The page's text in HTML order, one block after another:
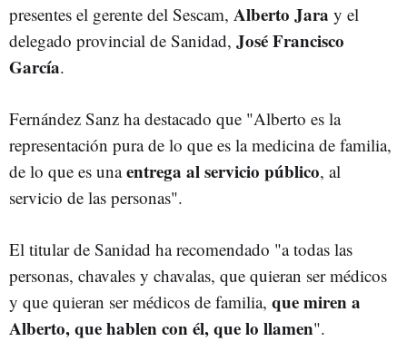
presentes el gerente del Sescam, Alberto Jara y el
delegado provincial de Sanidad, José Francisco
García.
Fernández Sanz ha destacado que "Alberto es la
representación pura de lo que es la medicina de familia,
de lo que es unaentrega al servicio público, al
servicio de las personas".
El titular de Sanidad ha recomendado "a todas las
personas, chavales y chavalas, que quieran ser médicos
y que quieran ser médicos de familia, que miren a
Alberto, que hablen con él, que lo llamen".